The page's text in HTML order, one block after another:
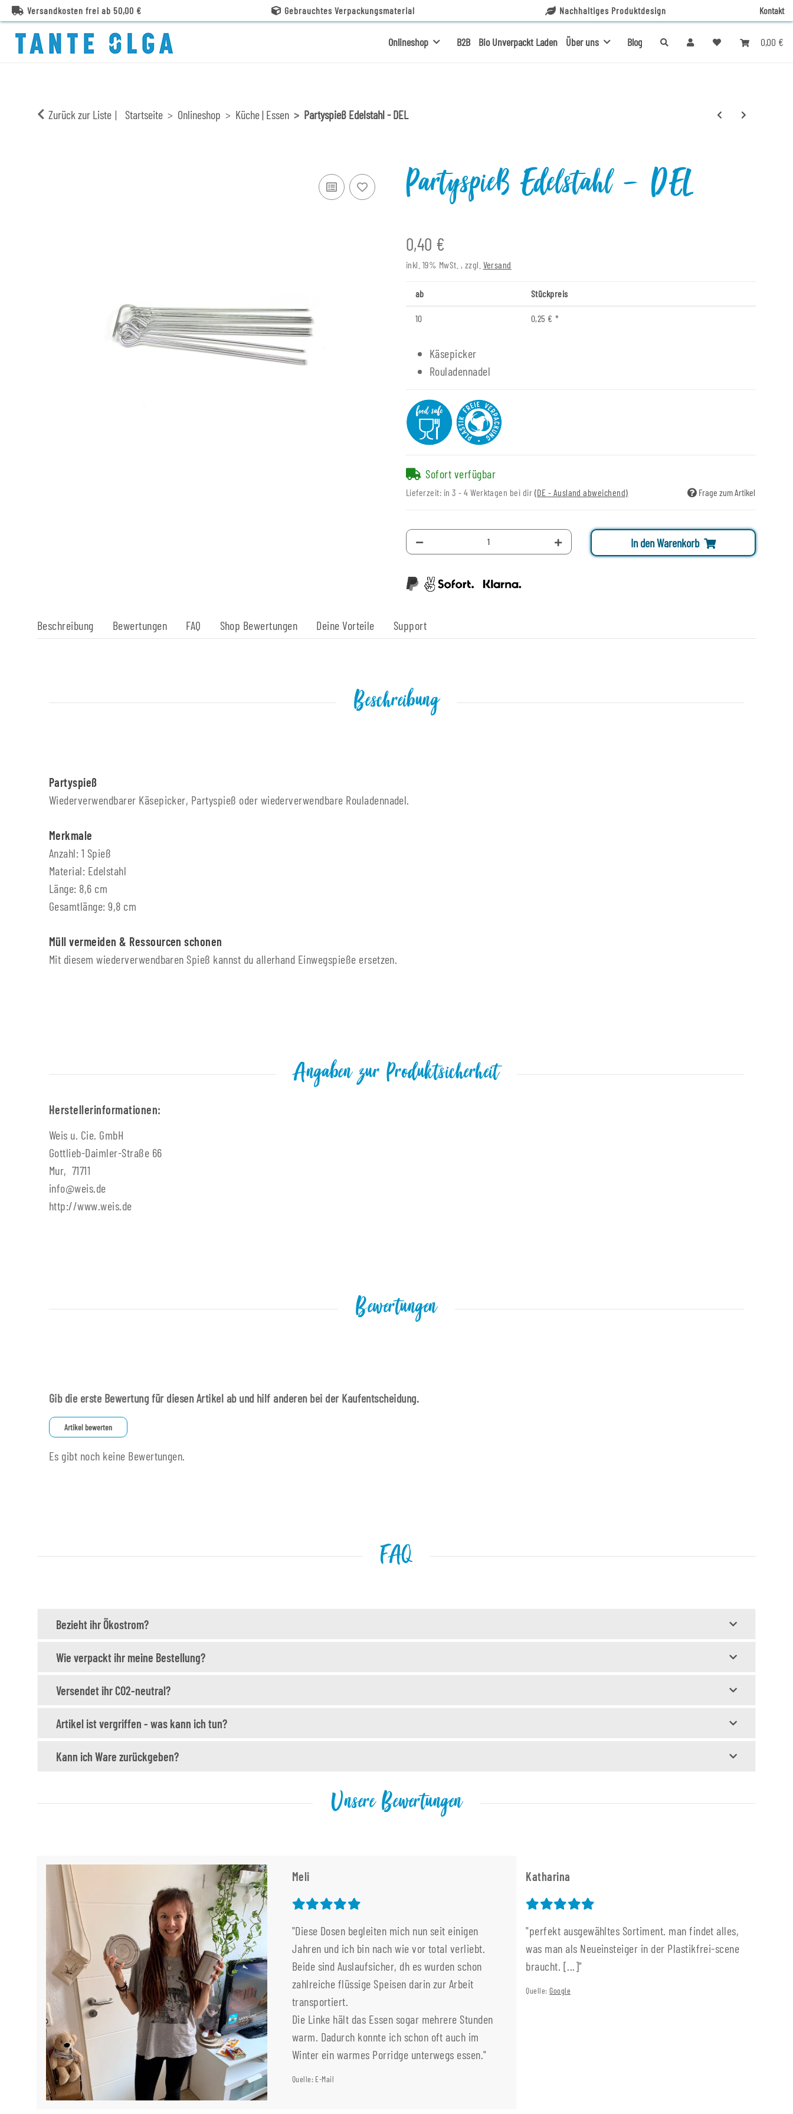
Versandkosten frei ab 50,00 € Gebrauchtes Verpackungsmaterial Nachhaltiges Produktdesign Kontakt
0,00 €
Onlineshop B2B Bio Unverpackt Laden Über uns Blog
Zurück zur Liste Startseite Onlineshop Küche | Essen Partyspieß Edelstahl - DEL
Partyspieß Edelstahl - DEL
0,40 €
inkl. 19% MwSt. , zzgl. Versand
ab Stückpreis
10 0,25 € *
Käsepicker
Rouladennadel
Sofort verfügbar
Lieferzeit: in 3 - 4 Werktagen bei dir (DE - Ausland abweichend) Frage zum Artikel
In den Warenkorb
Beschreibung Bewertungen FAQ Shop Bewertungen Deine Vorteile Support
Beschreibung
Partyspieß
Wiederverwendbarer Käsepicker, Partyspieß oder wiederverwendbare Rouladennadel.
Merkmale
Anzahl: 1 Spieß
Material: Edelstahl
Länge: 8,6 cm
Gesamtlänge: 9,8 cm
Müll vermeiden & Ressourcen schonen
Mit diesem wiederverwendbaren Spieß kannst du allerhand Einwegspieße ersetzen.
Angaben zur Produktsicherheit
Herstellerinformationen:
Weis u. Cie. GmbH
Gottlieb-Daimler-Straße 66
Mur, 71711
info@weis.de
http://www.weis.de
Bewertungen
Gib die erste Bewertung für diesen Artikel ab und hilf anderen bei der Kaufentscheidung.
Artikel bewerten
Es gibt noch keine Bewertungen.
FAQ
Bezieht ihr Ökostrom?
Wie verpackt ihr meine Bestellung?
Versendet ihr CO2-neutral?
Artikel ist vergriffen - was kann ich tun?
Kann ich Ware zurückgeben?
Unsere Bewertungen
Meli
"Diese Dosen begleiten mich nun seit einigen
Jahren und ich bin nach wie vor total verliebt.
Beide sind Auslaufsicher, dh es wurden schon
zahlreiche flüssige Speisen darin zur Arbeit
transportiert.
Die Linke hält das Essen sogar mehrere Stunden
warm. Dadurch konnte ich schon oft auch im
Winter ein warmes Porridge unterwegs essen."
Quelle: E-Mail
Katharina
"perfekt ausgewähltes Sortiment. man findet alles,
was man als Neueinsteiger in der Plastikfrei-scene
braucht. [...]"
Quelle:Google